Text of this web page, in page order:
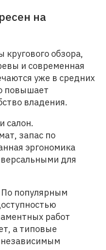
на
обзора,
и современная
уже в средних
повышает
владения.
салон.
запас по
эргономика
для
По популярным
работ
а типовые